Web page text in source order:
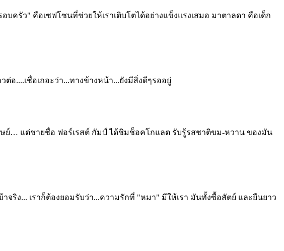
ครัว" คือเซฟโซนที่ช่วยให้เราเติบโตได้อย่างแข็งแรงเสมอ มาตาลดา คือเด็ก
อ....เชื่อเถอะว่า...ทางข้างหน้า...ยังมีสิ่งดีๆรออยู่
มนุษย์… แต่ชายชื่อ ฟอร์เรสต์ กัมป์ ได้ชิมช็อคโกแลต รับรู้รสชาติขม-หวาน ของมัน
จริง... เราก็ต้องยอมรับว่า...ความรักที่ "หมา" มีให้เรา มันทั้งซื้อสัตย์ และยืนยาว